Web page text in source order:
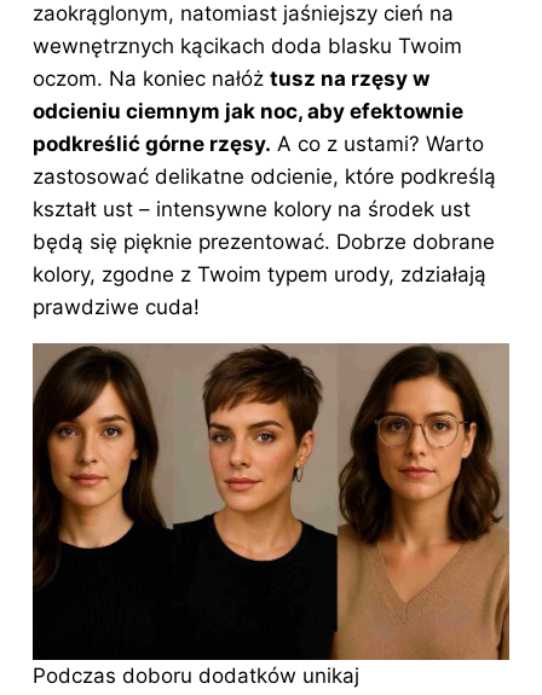
zaokrąglonym, natomiast jaśniejszy cień na
wewnętrznych kącikach doda blasku Twoim
oczom. Na koniec nałóż tusz na rzęsy w
odcieniu ciemnym jak noc, aby efektownie
podkreślić górne rzęsy. A co z ustami? Warto
zastosować delikatne odcienie, które podkreślą
kształt ust – intensywne kolory na środek ust
będą się pięknie prezentować. Dobrze dobrane
kolory, zgodne z Twoim typem urody, zdziałają
prawdziwe cuda!
Podczas doboru dodatków unikaj